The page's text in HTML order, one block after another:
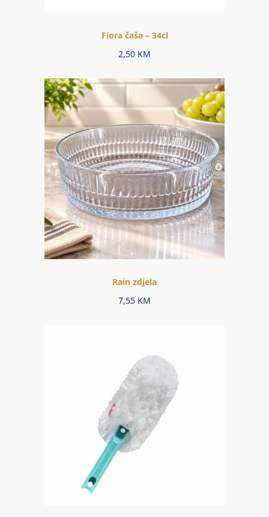
Fiora čaša – 34cl
2,50 KM
Rain zdjela
7,55 KM